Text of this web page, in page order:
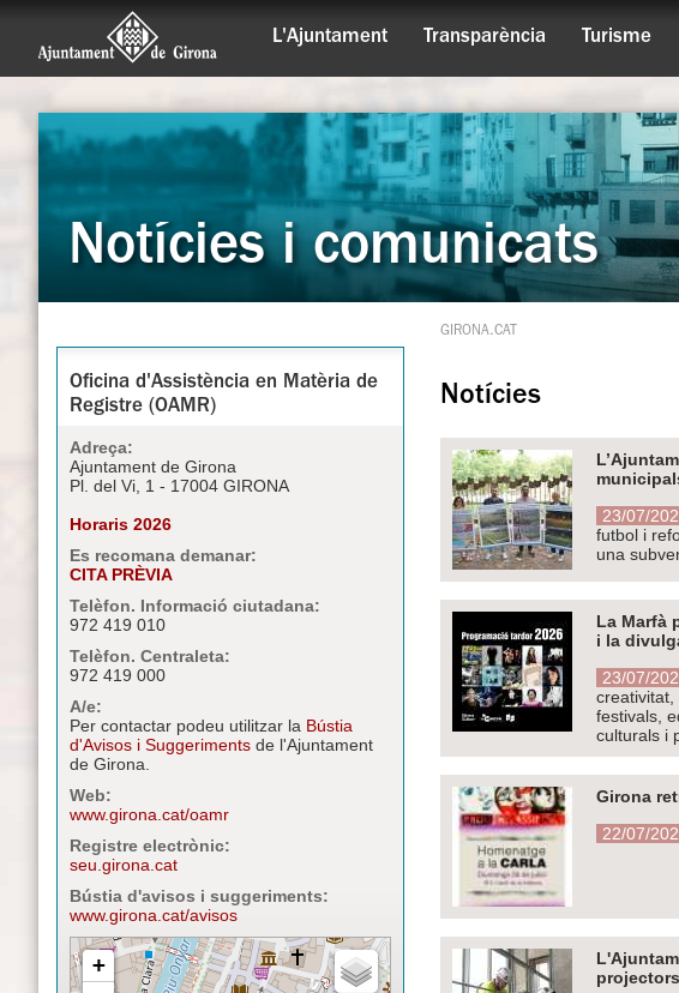
L'Ajuntament Transparència Turisme
Notícies i comunicats
Oficina d'Assistència en Matèria de
Registre (OAMR)
Adreça:
Ajuntament de Girona
Pl. del Vi, 1 - 17004 GIRONA
Horaris 2026
Es recomana demanar:
CITA PRÈVIA
Telèfon. Informació ciutadana:
972 419 010
Telèfon. Centraleta:
972 419 000
A/e:
Per contactar podeu utilitzar la Bústia
d'Avisos i Suggeriments de l'Ajuntament
de Girona.
Web:
www.girona.cat/oamr
Registre electrònic:
seu.girona.cat
Bústia d'avisos i suggeriments:
www.girona.cat/avisos
GIRONA.CAT
Notícies
23/07/
futbol i
una
La Marfà
i la
23/07/
festivals,
culturals i
Girona
22/07/